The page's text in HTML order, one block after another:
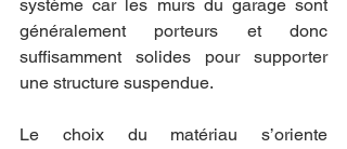
système car les murs du garage sont
généralement porteurs et donc
suffisamment solides pour supporter
une structure suspendue.
Le choix du matériau s’oriente